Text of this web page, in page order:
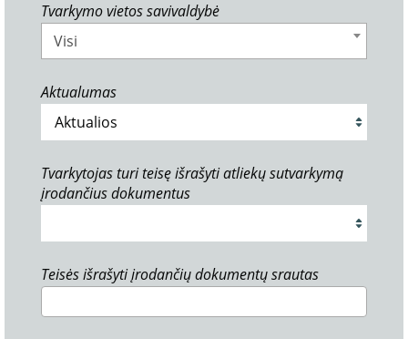
Tvarkymo vietos savivaldybė
Visi
Aktualumas
Tvarkytojas turi teisę išrašyti atliekų sutvarkymą
įrodančius dokumentus
Teisės išrašyti įrodančių dokumentų srautas